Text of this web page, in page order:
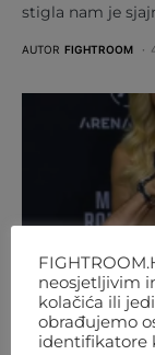
stigla nam je
AUTOR FIGHTROOM
neosjetljivim
kolačića ili
obrađujemo
identifikatore